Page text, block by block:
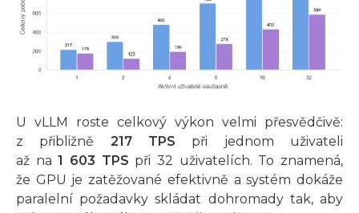
U vLLM roste celkový výkon velmi přesvědčivě:
z přibližně 217 TPS při jednom uživateli
až na1 603 TPS při 32 uživatelích. To znamená,
že GPU je zatěžované efektivně a systém dokáže
paralelní požadavky skládat dohromady tak, aby